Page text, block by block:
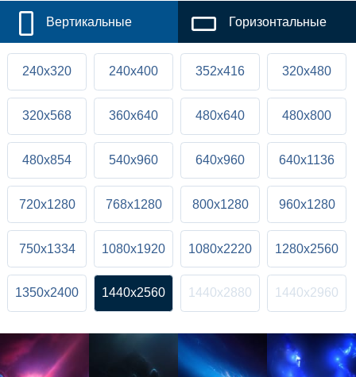
Вертикальные Горизонтальные
240x320 240x400 352x416 320x480
320x568 360x640 480x640 480x800
480x854 540x960 640x960 640x1136
720x1280 768x1280 800x1280 960x1280
750x1334 1080x1920 1080x2220 1280x2560
1350x2400 1440x2560 1440x2880 1440x2960